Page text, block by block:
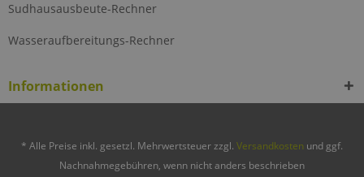
Sudhausausbeute-Rechner
Wasseraufbereitungs-Rechner
Informationen
* Alle Preise inkl. gesetzl. Mehrwertsteuer zzgl. Versandkosten und ggf.
Nachnahmegebühren, wenn nicht anders beschrieben